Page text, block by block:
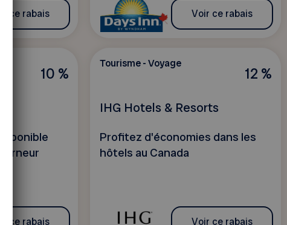
ce rabais Voir ce rabais
10 %
ce rabais
12 %
Tourisme - Voyage
IHG Hotels & Resorts
Profitez d'économies dans les
hôtels au Canada
Voir ce rabais